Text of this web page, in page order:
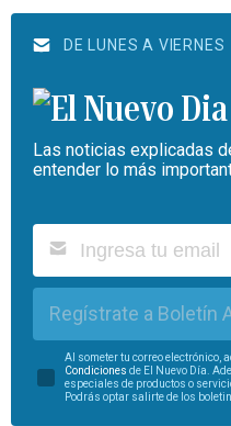
DE LUNES A VIERNES
Las noticias explicadas
entender lo más
Regístrate a Boletín
Al someter tu correo electrónico,
Condiciones de El Nuevo Día.
especiales de productos o
Podrás optar salirte de los